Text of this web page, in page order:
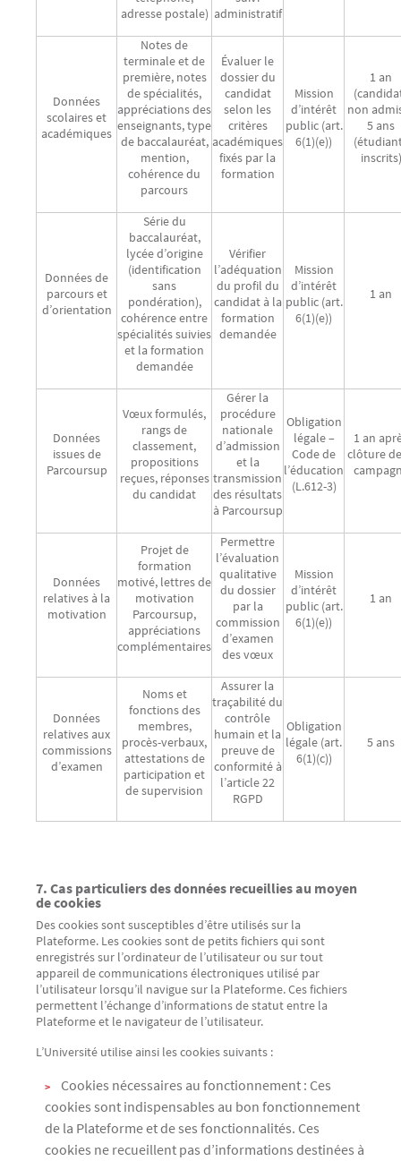
adresse postale) administratif
Données
scolaires et
académiques
Notes de
terminale et de
première, notes
de spécialités,
appréciations des
enseignants, type
de baccalauréat,
mention,
cohérence du
parcours
Évaluer le
dossier du
candidat
selon les
critères
académiques
fixés par la
formation
Mission
d’intérêt
public (art.
6(1)(e))
1 an
non
5 ans
inscrits)
Données de
parcours et
d’orientation
Série du
baccalauréat,
lycée d’origine
(identification
sans
pondération),
cohérence entre
spécialités suivies
et la formation
demandée
Vérifier
l’adéquation
du profil du
candidat à la
formation
demandée
Mission
d’intérêt
public (art.
6(1)(e))
1 an
Données
issues de
Parcoursup
Vœux formulés,
rangs de
classement,
propositions
reçues, réponses
du candidat
Gérer la
procédure
nationale
d’admission
et la
transmission
des résultats
à Parcoursup
Obligation
légale –
Code de
l’éducation
(L.612-3)
1 an
clôture
Données
relatives à la
motivation
Projet de
formation
motivé, lettres de
motivation
Parcoursup,
appréciations
complémentaires
Permettre
l’évaluation
qualitative
du dossier
par la
commission
d’examen
des vœux
Mission
d’intérêt
public (art.
6(1)(e))
1 an
Données
relatives aux
commissions
d’examen
Noms et
fonctions des
membres,
procès-verbaux,
attestations de
participation et
de supervision
Assurer la
traçabilité du
contrôle
humain et la
preuve de
conformité à
l’article 22
RGPD
Obligation
légale (art.
6(1)(c))
5 ans
7. Cas particuliers des données recueillies au moyen
de cookies
Des cookies sont susceptibles d’être utilisés sur la
Plateforme. Les cookies sont de petits fichiers qui sont
enregistrés sur l’ordinateur de l’utilisateur ou sur tout
appareil de communications électroniques utilisé par
l’utilisateur lorsqu’il navigue sur la Plateforme. Ces fichiers
permettent l’échange d’informations de statut entre la
Plateforme et le navigateur de l’utilisateur.
L’Université utilise ainsi les cookies suivants :
Cookies nécessaires au fonctionnement : Ces
cookies sont indispensables au bon fonctionnement
de la Plateforme et de ses fonctionnalités. Ces
cookies ne recueillent pas d’informations destinées à